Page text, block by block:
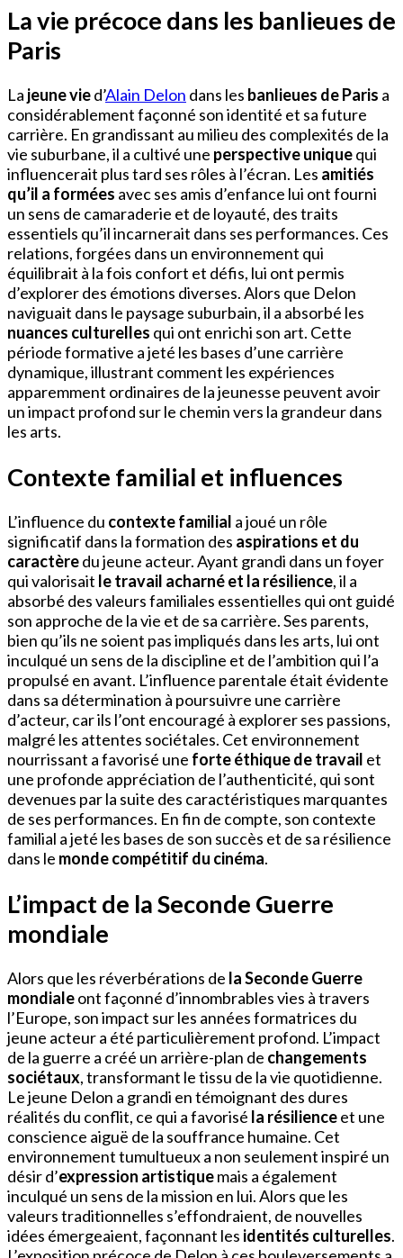
La vie précoce dans les banlieues de
Paris
La jeune vied’Alain Delon dans les banlieues de Paris a
considérablement façonné son identité et sa future
carrière. En grandissant au milieu des complexités de la
vie suburbane, il a cultivé une perspective uniquequi
influencerait plus tard ses rôles à l’écran. Les amitiés
qu’il a formées avec ses amis d’enfance lui ont fourni
un sens de camaraderie et de loyauté, des traits
essentiels qu’il incarnerait dans ses performances. Ces
relations, forgées dans un environnement qui
équilibrait à la fois confort et défis, lui ont permis
d’explorer des émotions diverses. Alors que Delon
naviguait dans le paysage suburbain, il a absorbé les
nuances culturelles qui ont enrichi son art. Cette
période formative a jeté les bases d’une carrière
dynamique, illustrant comment les expériences
apparemment ordinaires de la jeunesse peuvent avoir
un impact profond sur le chemin vers la grandeur dans
les arts.
Contexte familial et influences
L’influence du contexte familial a joué un rôle
significatif dans la formation des aspirations et du
caractèredu jeune acteur. Ayant grandi dans un foyer
qui valorisait le travail acharné et la résilience, il a
absorbé des valeurs familiales essentielles qui ont guidé
son approche de la vie et de sa carrière. Ses parents,
bien qu’ils ne soient pas impliqués dans les arts, lui ont
inculqué un sens de la discipline et de l’ambition qui l’a
propulsé en avant. L’influence parentale était évidente
dans sa détermination à poursuivre une carrière
d’acteur, car ils l’ont encouragé à explorer ses passions,
malgré les attentes sociétales. Cet environnement
nourrissant a favorisé une forte éthique de travail et
une profonde appréciation de l’authenticité, qui sont
devenues par la suite des caractéristiques marquantes
de ses performances. En fin de compte, son contexte
familial a jeté les bases de son succès et de sa résilience
dans le monde compétitif du cinéma.
L’impact de la Seconde Guerre
mondiale
Alors que les réverbérations de la Seconde Guerre
mondialeont façonné d’innombrables vies à travers
l’Europe, son impact sur les années formatrices du
jeune acteur a été particulièrement profond. L’impact
de la guerre a créé un arrière-plan de changements
sociétaux, transformant le tissu de la vie quotidienne.
Le jeune Delon a grandi en témoignant des dures
réalités du conflit, ce qui a favorisé la résilienceet une
conscience aiguë de la souffrance humaine. Cet
environnement tumultueux a non seulement inspiré un
désir d’expression artistiquemais a également
inculqué un sens de la mission en lui. Alors que les
valeurs traditionnelles s’effondraient, de nouvelles
idées émergeaient, façonnant les identités culturelles.